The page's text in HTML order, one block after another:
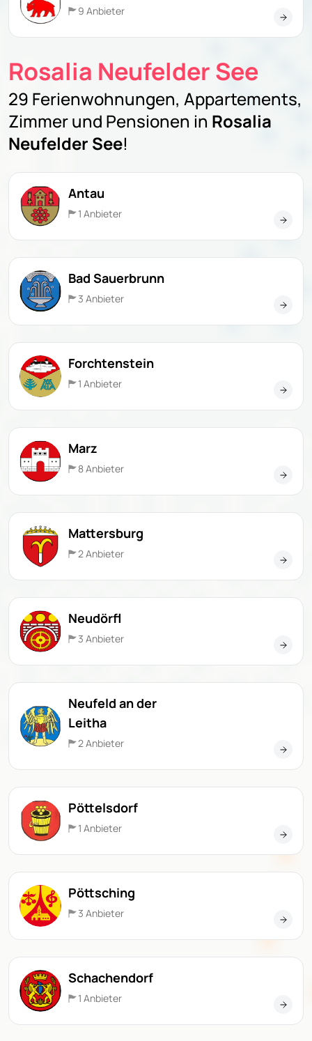
9 Anbieter
Rosalia Neufelder See
29 Ferienwohnungen, Appartements,
Zimmer und Pensionen in Rosalia
Neufelder See!
Antau
1 Anbieter
Bad Sauerbrunn
3 Anbieter
Forchtenstein
1 Anbieter
Marz
8 Anbieter
Mattersburg
2 Anbieter
Neudörfl
3 Anbieter
Neufeld an der
Leitha
2 Anbieter
Pöttelsdorf
1 Anbieter
Pöttsching
3 Anbieter
Schachendorf
1 Anbieter